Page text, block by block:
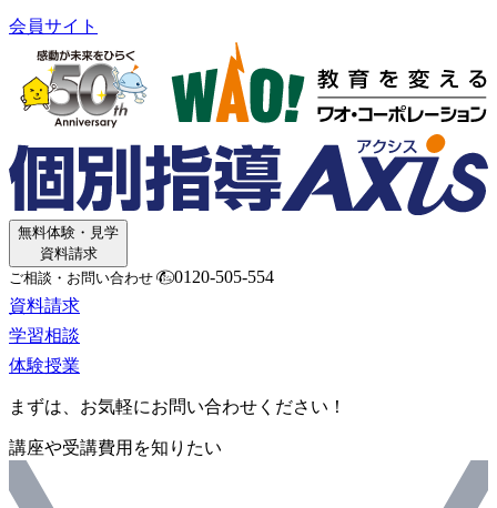
会員サイト
無料体験・見学
資料請求
ご相談・お問い合わせ
0120-505-554
資料請求
学習相談
体験授業
まずは、お気軽にお問い合わせください！
講座や受講費用を知りたい